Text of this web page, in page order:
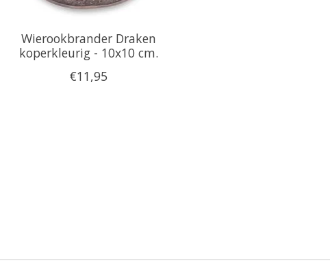
Wierookbrander Draken
koperkleurig - 10x10 cm.
€11,95